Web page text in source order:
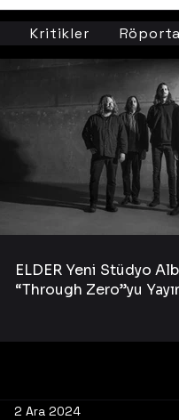
Kritikler
2 Ara 2024
ELDER Yeni Stüdyo
“Through Zero”yu